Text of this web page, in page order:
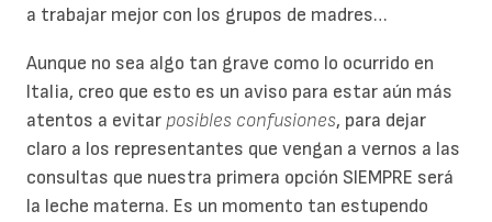
a trabajar mejor con los grupos de madres…
Aunque no sea algo tan grave como lo ocurrido en
Italia, creo que esto es un aviso para estar aún más
atentos a evitar posibles confusiones, para dejar
claro a los representantes que vengan a vernos a las
consultas que nuestra primera opción SIEMPRE será
la leche materna. Es un momento tan estupendo